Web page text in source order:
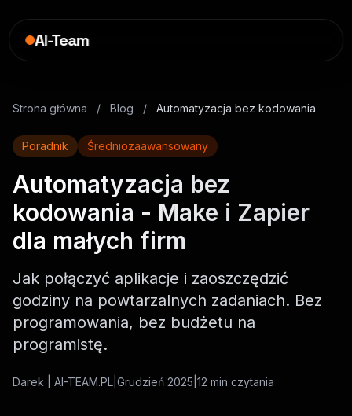
AI-Team
Strona główna / Blog / Automatyzacja bez kodowania
Poradnik Średniozaawansowany
Automatyzacja bez
kodowania - Make i Zapier
dla małych firm
Jak połączyć aplikacje i zaoszczędzić
godziny na powtarzalnych zadaniach. Bez
programowania, bez budżetu na
programistę.
Darek | AI-TEAM.PL Grudzień 2025 12 min czytania